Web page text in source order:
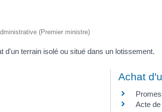
(Premier ministre)
d'un terrain isolé ou situé dans un lotissement.
Achat
Acte